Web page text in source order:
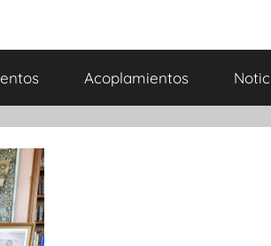
Acoplamientos